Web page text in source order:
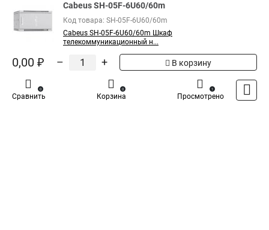
Cabeus SH-05F-6U60/60m
Код товара: SH-05F-6U60/60m
Cabeus SH-05F-6U60/60m Шкаф
телекоммуникационный н...
0,00 ₽ – + В корзину
Сравнить
0
Корзина
0
Просмотрено
1